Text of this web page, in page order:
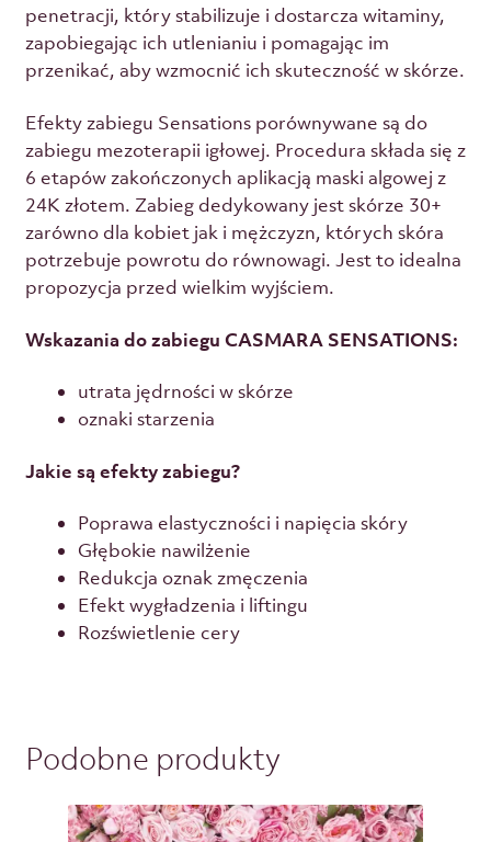
penetracji, który stabilizuje i dostarcza witaminy,
zapobiegając ich utlenianiu i pomagając im
przenikać, aby wzmocnić ich skuteczność w skórze.
Efekty zabiegu Sensations porównywane są do
zabiegu mezoterapii igłowej. Procedura składa się z
6 etapów zakończonych aplikacją maski algowej z
24K złotem. Zabieg dedykowany jest skórze 30+
zarówno dla kobiet jak i mężczyzn, których skóra
potrzebuje powrotu do równowagi. Jest to idealna
propozycja przed wielkim wyjściem.
Wskazania do zabiegu CASMARA SENSATIONS:
utrata jędrności w skórze
oznaki starzenia
Jakie są efekty zabiegu?
Poprawa elastyczności i napięcia skóry
Głębokie nawilżenie
Redukcja oznak zmęczenia
Efekt wygładzenia i liftingu
Rozświetlenie cery
Podobne produkty